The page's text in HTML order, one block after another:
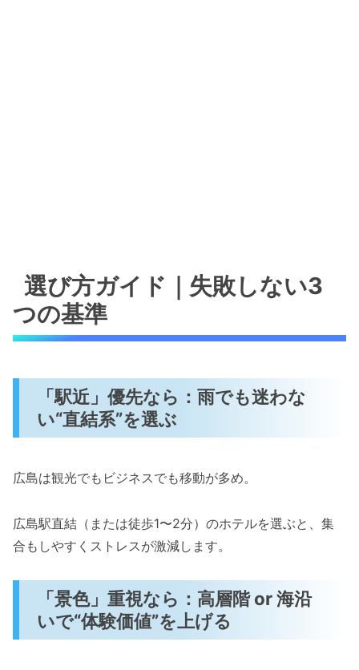
選び方ガイド｜失敗しない3
つの基準
「駅近」優先なら：雨でも迷わな
い“直結系”を選ぶ
広島は観光でもビジネスでも移動が多め。
広島駅直結（または徒歩1〜2分）のホテルを選ぶと、集
合もしやすくストレスが激減します。
「景色」重視なら：高層階 or 海沿
いで“体験価値”を上げる